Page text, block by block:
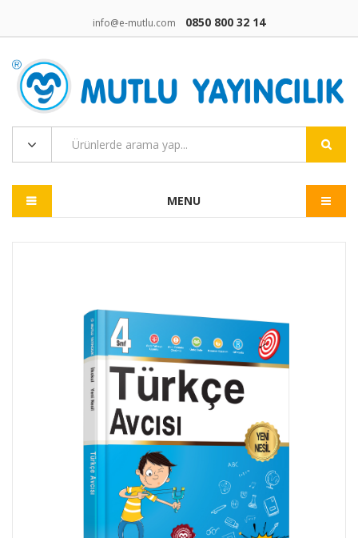
info@e-mutlu.com 0850 800 32 14
MENU